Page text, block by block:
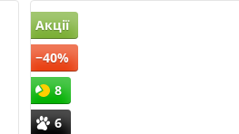
Акції
−40%
8
6